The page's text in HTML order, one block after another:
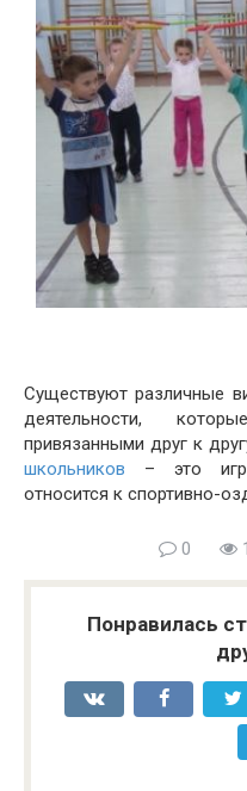
Существуют различные
деятельности,
привязанными друг к
школьников – это
относится к спортивно-
0
Понравилась